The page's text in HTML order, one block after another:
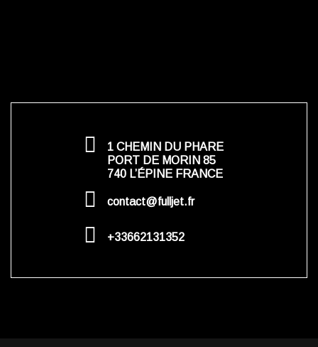
1 CHEMIN DU PHARE
PORT DE MORIN 85
740 L’ÉPINE FRANCE
contact@fulljet.fr
+33662131352